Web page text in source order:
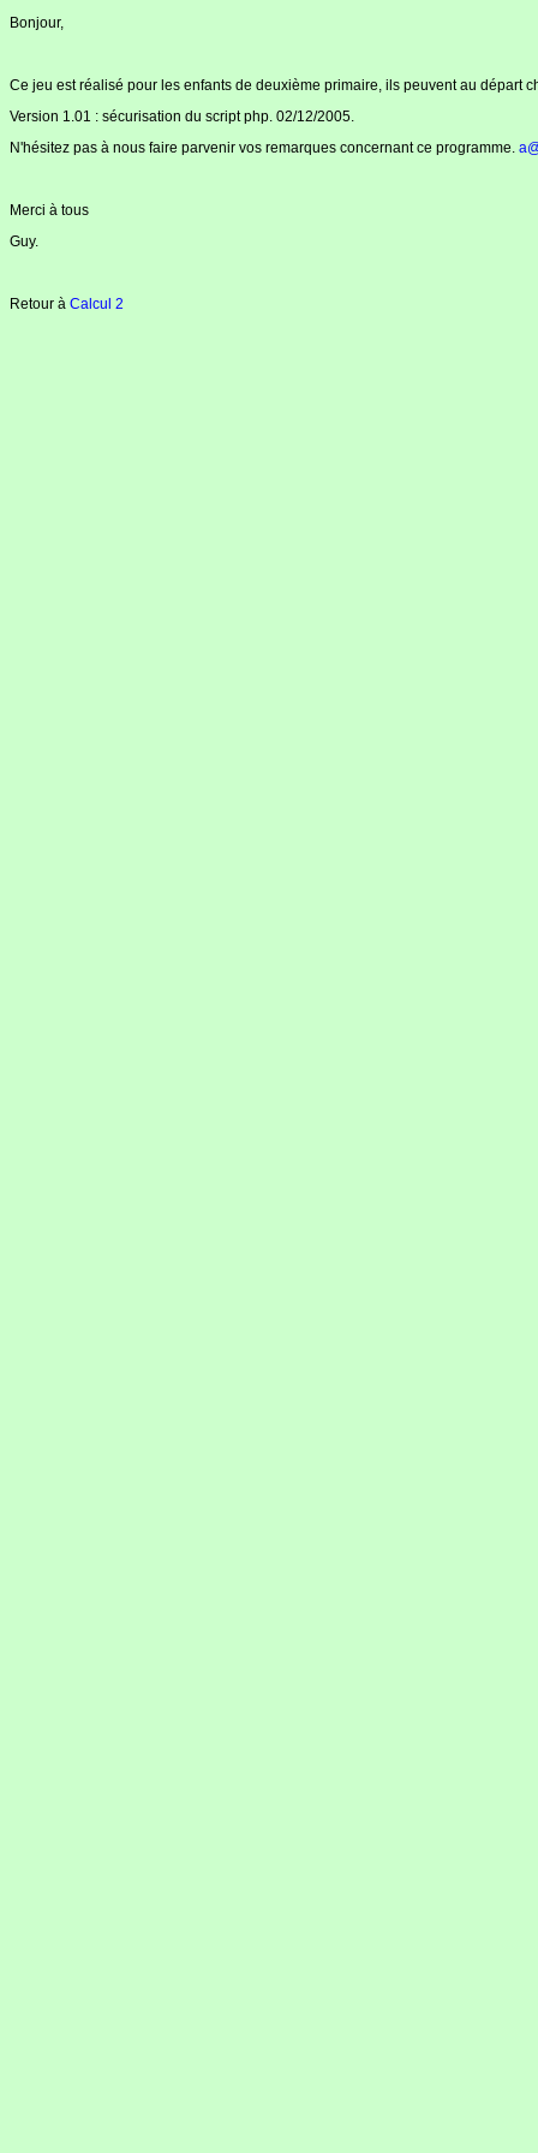
Bonjour,
Ce jeu est réalisé pour les enfants de deuxième primaire, ils peuvent au départ
Version 1.01 : sécurisation du script php. 02/12/2005.
N'hésitez pas à nous faire parvenir vos remarques concernant ce programme.
Merci à tous
Guy.
Retour à Calcul 2